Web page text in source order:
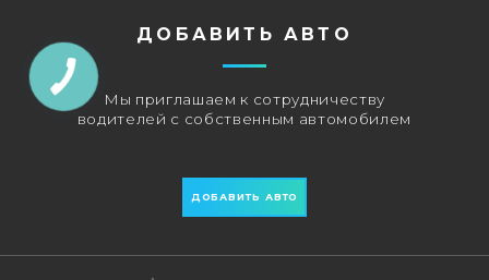
ДОБАВИТЬ АВТО
Мы приглашаем к сотрудничеству
водителей с собственным автомобилем
ДОБАВИТЬ АВТО